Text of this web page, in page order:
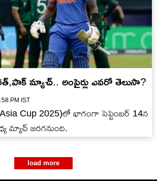
మ్యాచ్‌.. అంపైర్లు ఎవ‌రో తెలుసా?
PM IST
Cup 2025)లో భాగంగా సెప్టెంబ‌ర్ 14న
మ్యాచ్‌ జ‌ర‌గ‌నుంది.
load more